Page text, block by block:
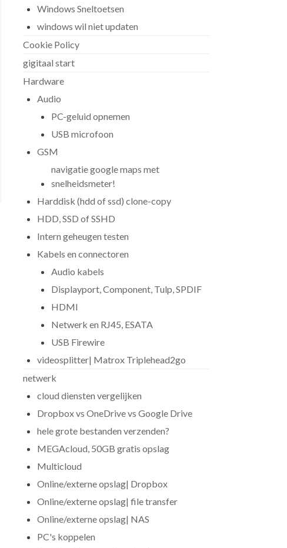
Windows Sneltoetsen
windows wil niet updaten
Cookie Policy
gigitaal start
Hardware
Audio
PC-geluid opnemen
USB microfoon
GSM
navigatie google maps met
snelheidsmeter!
Harddisk (hdd of ssd) clone-copy
HDD, SSD of SSHD
Intern geheugen testen
Kabels en connectoren
Audio kabels
Displayport, Component, Tulp, SPDIF
HDMI
Netwerk en RJ45, ESATA
USB Firewire
videosplitter| Matrox Triplehead2go
netwerk
cloud diensten vergelijken
Dropbox vs OneDrive vs Google Drive
hele grote bestanden verzenden?
MEGAcloud, 50GB gratis opslag
Multicloud
Online/externe opslag| Dropbox
Online/externe opslag| file transfer
Online/externe opslag| NAS
PC's koppelen